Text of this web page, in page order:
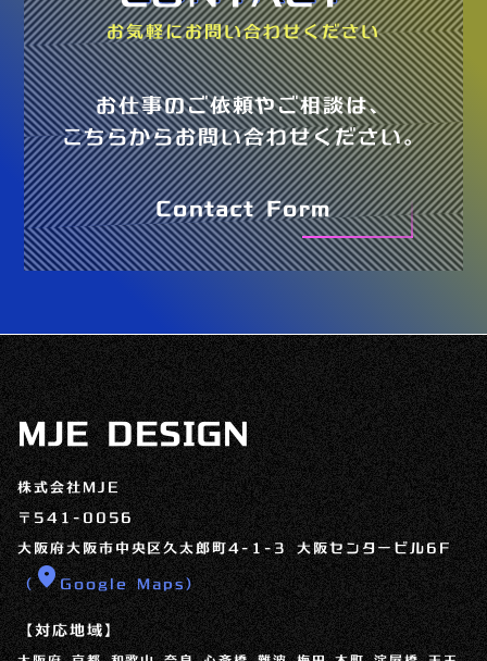
お気軽にお問い合わせください
お仕事のご依頼やご相談は、
こちらからお問い合わせください。
Contact Form
MJE DESIGN
株式会社MJE
〒541-0056
大阪府大阪市中央区久太郎町4-1-3 大阪センタービル6F
（location_onGoogle Maps）
【対応地域】